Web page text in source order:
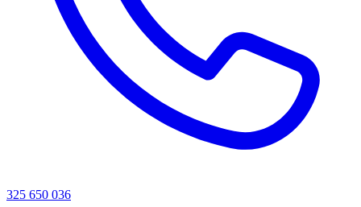
325 650 036